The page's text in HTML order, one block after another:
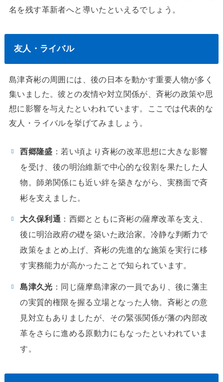
名を残す革新者へと導いたといえるでしょう。
友人・ライバル
島津斉彬の周囲には、後の日本を動かす重要人物が多く
集いました。彼との友情や対立関係が、斉彬の政策や思
想に影響を与えたといわれています。ここでは代表的な
友人・ライバルを挙げてみましょう。
西郷隆盛 ：若い頃より斉彬の改革思想に大きな影響
を受け、後の明治維新で中心的な役割を果たした人
物。師弟関係にも近い絆を築きながら、実務面で斉
彬を支えました。
大久保利通 ：西郷とともに斉彬の薩摩改革を支え、
後に明治政府の礎を築いた政治家。冷静な判断力で
政策をまとめ上げ、斉彬の先進的な施策を実行に移
す実務能力が高かったことで知られています。
島津久光 ：同じ薩摩島津家の一員であり、後に藩主
の実質的権限を握る立場となった人物。斉彬との意
見対立もありましたが、その緊張関係が藩の内部改
革をさらに進める原動力にもなったといわれていま
す。